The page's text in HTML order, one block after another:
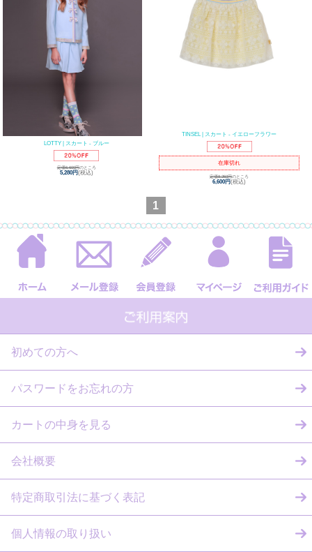
LOTTY | スカート - ブルー
定価6,600円のところ
5,280円(税込)
TINSEL | スカート - イエローフラワー
在庫切れ
定価8,250円のところ
6,600円(税込)
1
初めての方へ
パスワードをお忘れの方
カートの中身を見る
会社概要
特定商取引法に基づく表記
個人情報の取り扱い